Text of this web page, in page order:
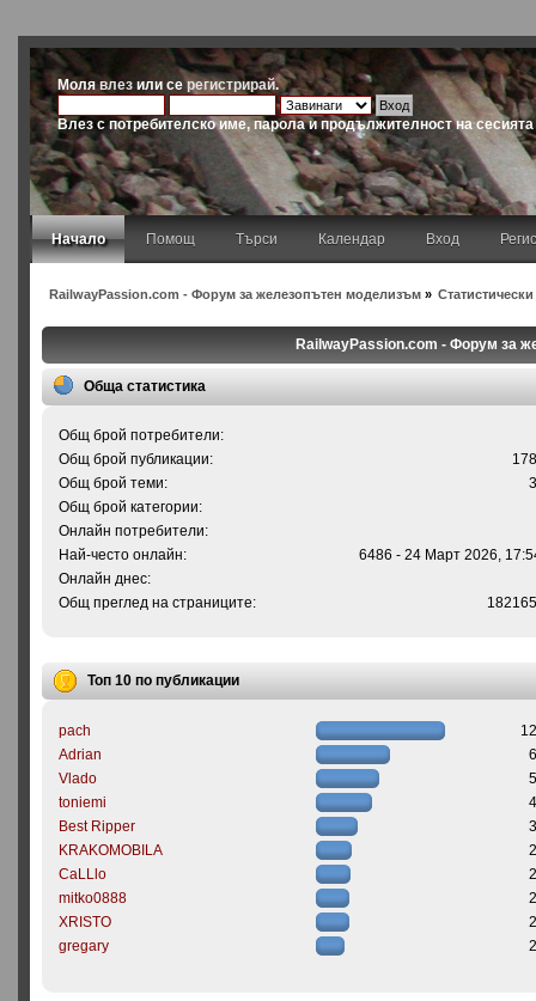
Молявлез или серегистрирай.
Влез с потребителско име, парола и продължителност на сесията
Начало Помощ Търси Календар Вход
RailwayPassion.com - Форум за железопътен моделизъм»
RailwayPassion.com - Форум за
Обща статистика
Общ брой потребители:
Общ брой публикации:
Общ брой теми:
Общ брой категории:
Онлайн потребители:
Най-често онлайн:
6486 - 24 Март 2026,
Онлайн днес:
Общ преглед на страниците:
Топ 10 по публикации
pach
Adrian
Vlado
toniemi
Best Ripper
KRAKOMOBILA
CaLLlo
mitko0888
XRISTO
gregary